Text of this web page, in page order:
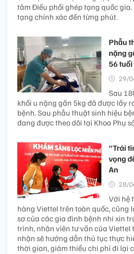
tâm Điều phối ghép tạng quốc
tạng chính xác đến từng phút.
Phẫu
nặng
56 tuổi
29/
Sau
khối u nặng gần 5kg đã được lấy
bệnh. Sau phẫu thuật sinh hiệu
đang được theo dõi tại Khoa Phụ
"Trái
vọng
An
28/
Với hệ
hàng Viettel trên toàn quốc, cũng
sơ của các gia đình bệnh nhi xin
trình, nhân viên tư vấn của Viettel
nhận sẽ hướng dẫn thủ tục thực
thời gian, giảm thiểu chi phí đi lại